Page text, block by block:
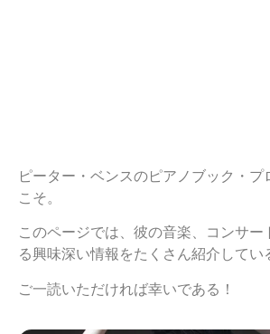
ピーター・ベンスのピアノブック・プ
こそ。
このページでは、彼の音楽、コンサー
る興味深い情報をたくさん紹介してい
ご一読いただければ幸いである！